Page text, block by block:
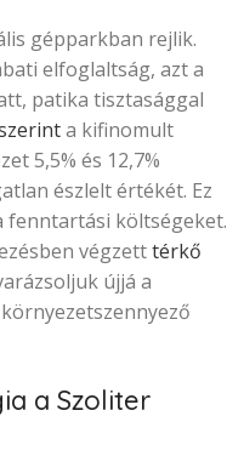
gépparkban rejlik.
elfoglaltság, azt a
patika tisztasággal
a kifinomult
5,5% és 12,7%
észlelt értékét. Ez
fenntartási költségeket.
végzetttérkő
újjá a
a Szoliter